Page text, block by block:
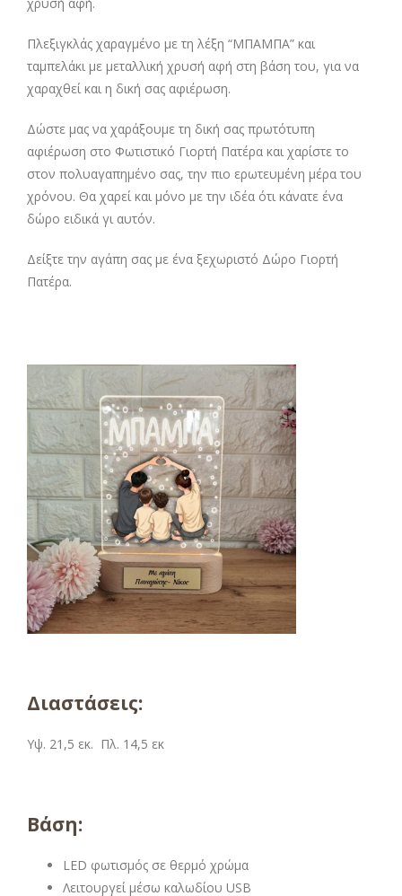
Πλεξιγκλάς χαραγμένο με τη λέξη “ΜΠΑΜΠΑ” και
ταμπελάκι με μεταλλική χρυσή αφή στη βάση του, για να
χαραχθεί και η δική σας αφιέρωση.
Δώστε μας να χαράξουμε τη δική σας πρωτότυπη
αφιέρωση στο Φωτιστικό Γιορτή Πατέρα και χαρίστε το
στoν πολυαγαπημένo σας, την πιο ερωτευμένη μέρα του
χρόνου. Θα χαρεί και μόνο με την ιδέα ότι κάνατε ένα
δώρο ειδικά γι αυτόν.
Δείξτε την αγάπη σας με ένα ξεχωριστό Δώρο Γιορτή
Πατέρα.
Διαστάσεις:
Υψ. 21,5 εκ. Πλ. 14,5 εκ
Βάση:
LED φωτισμός σε θερμό χρώμα
Λειτουργεί μέσω καλωδίου USB